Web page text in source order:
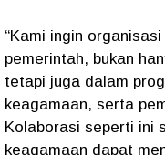
“Kami ingin
pemerintah, bukan
tetapi juga dalam
keagamaan, serta
Kolaborasi seperti ini
keagamaan dapat